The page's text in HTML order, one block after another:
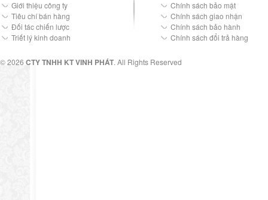
Giới thiệu công ty
Tiêu chí bán hàng
Đối tác chiến lược
Triết lý kinh doanh
Chính sách bảo mật
Chính sách giao nhận
Chính sách bảo hành
Chính sách đổi trả hàng
© 2026 CTY TNHH KT VINH PHÁT. All Rights Reserved